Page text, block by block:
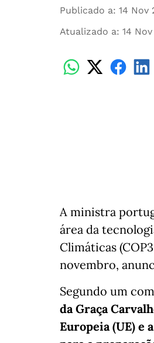
Publicado a: 14 Nov
Atualizado a: 14 Nov
A ministra
área da
Climáticas
novembro,
Segundo um
da Graça
Europeia (UE) e